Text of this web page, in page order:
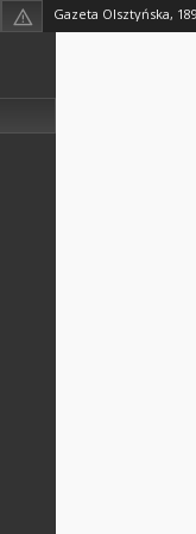
Gazeta Olsztyńska,